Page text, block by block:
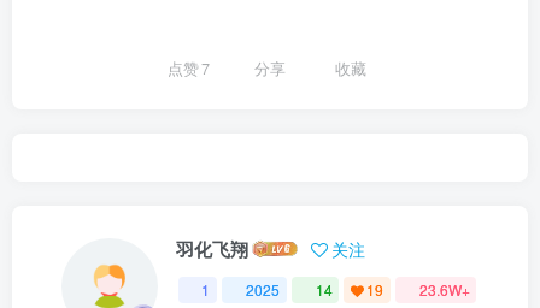
点赞7 分享 收藏
羽化飞翔 关注
1 2025 14 19 23.6W+